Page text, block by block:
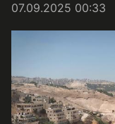
07.09.2025 00:33